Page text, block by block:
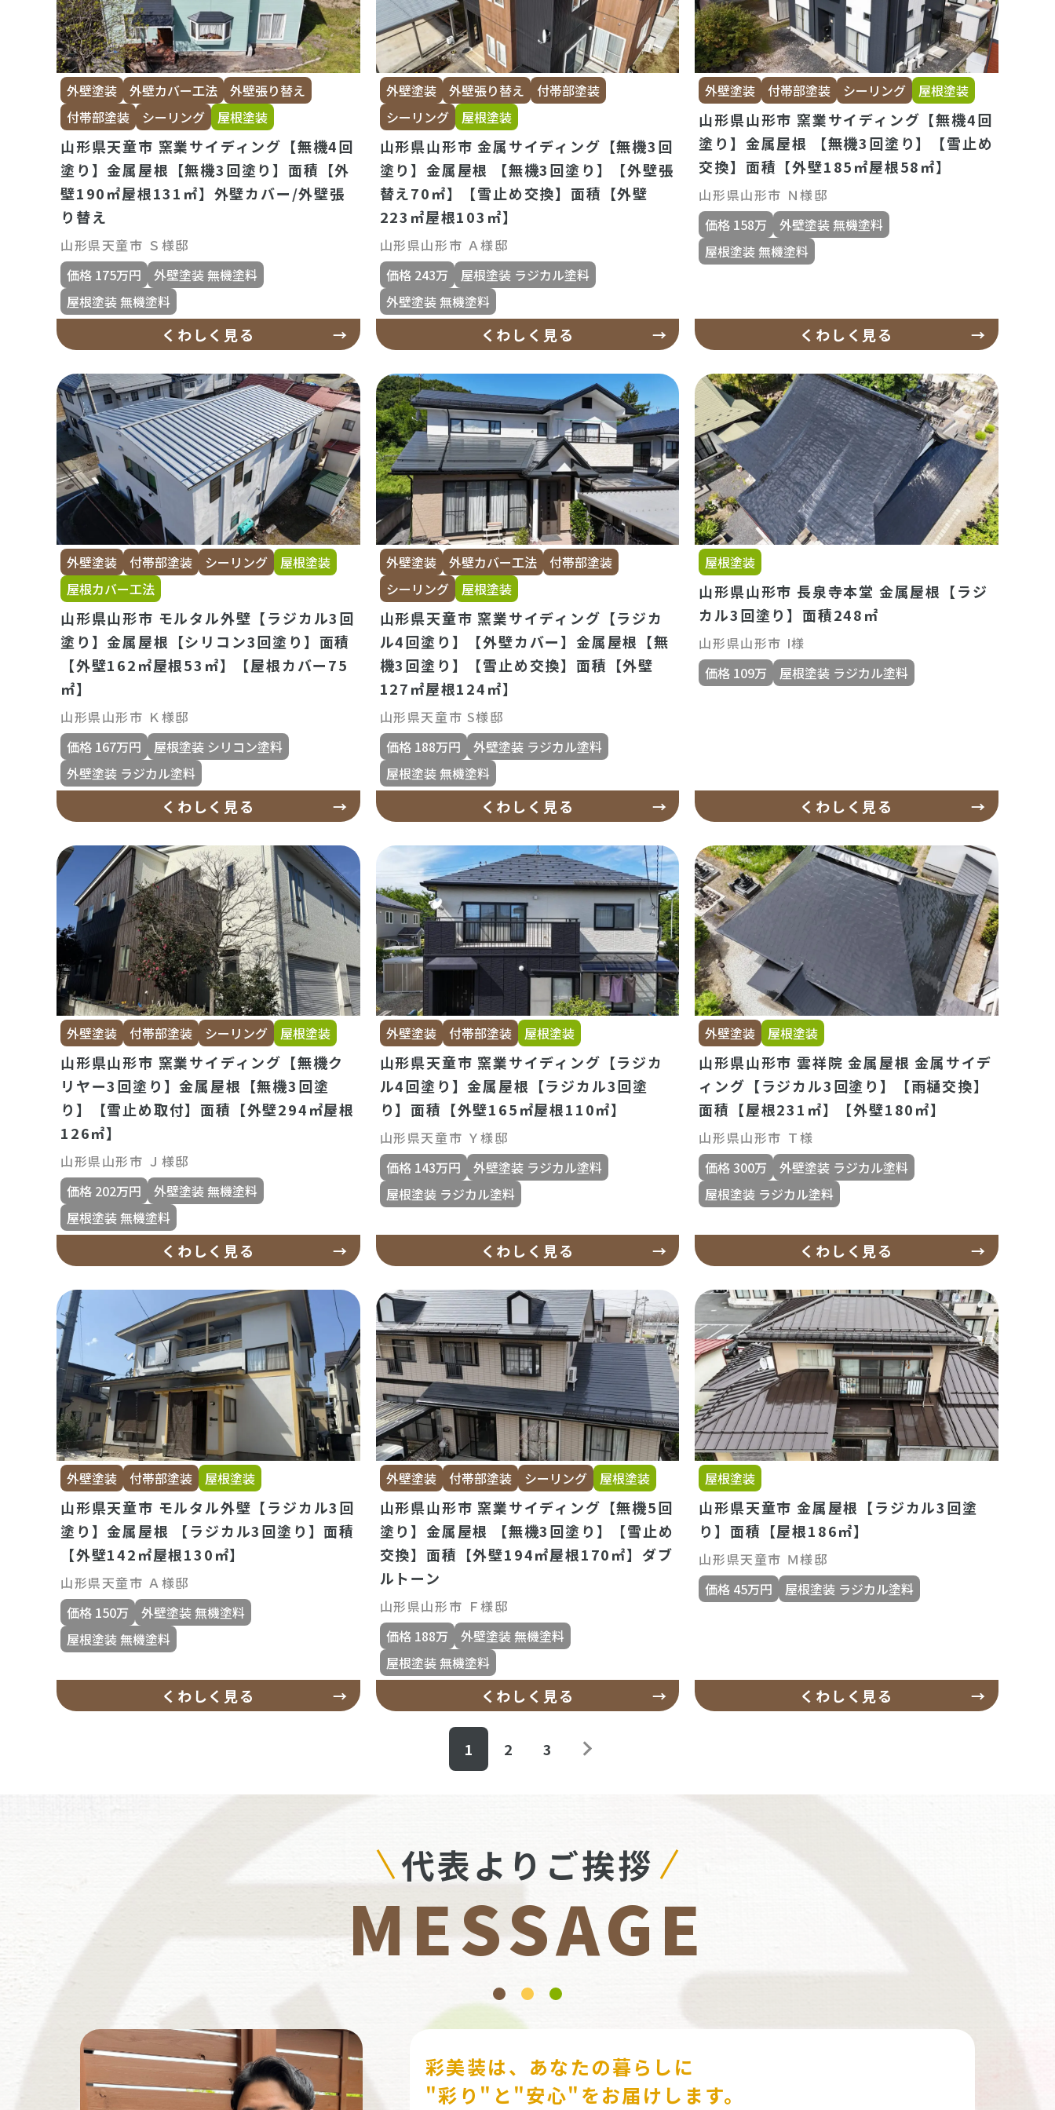
外壁塗装 外壁カバー工法
外壁張り替え
付帯部塗装
シーリング 屋根塗装
山形県天童市 窯業サイディング【無機4回
塗り】金属屋根【無機3回塗り】面積【外
壁190㎡屋根131㎡】外壁カバー/外壁張
り替え
山形県天童市 Ｓ様邸
価格 175万円
外壁塗装 無機塗料
屋根塗装 無機塗料
くわしく見る
外壁塗装 外壁張り替え
付帯部塗装
シーリング
屋根塗装
山形県山形市 金属サイディング【無機3回
塗り】金属屋根 【無機3回塗り】【外壁張
替え70㎡】【雪止め交換】面積【外壁
223㎡屋根103㎡】
山形県山形市 Ａ様邸
価格 243万
屋根塗装 ラジカル塗料
外壁塗装 無機塗料
くわしく見る
外壁塗装 付帯部塗装 シーリング 屋根塗装
山形県山形市 窯業サイディング【無機4回
塗り】金属屋根 【無機3回塗り】【雪止め
交換】面積【外壁185㎡屋根58㎡】
山形県山形市 Ｎ様邸
価格 158万
外壁塗装 無機塗料
屋根塗装 無機塗料
くわしく見る
外壁塗装 付帯部塗装 シーリング
屋根塗装
屋根カバー工法
山形県山形市 モルタル外壁【ラジカル3回
塗り】金属屋根【シリコン3回塗り】面積
【外壁162㎡屋根53㎡】【屋根カバー75
㎡】
山形県山形市 Ｋ様邸
価格 167万円
屋根塗装 シリコン塗料
外壁塗装 ラジカル塗料
くわしく見る
外壁塗装 外壁カバー工法
付帯部塗装
シーリング
屋根塗装
山形県天童市 窯業サイディング【ラジカ
ル4回塗り】【外壁カバー】金属屋根【無
機3回塗り】【雪止め交換】面積【外壁
127㎡屋根124㎡】
山形県天童市 S様邸
価格 188万円
外壁塗装 ラジカル塗料
屋根塗装 無機塗料
くわしく見る
屋根塗装
山形県山形市 長泉寺本堂 金属屋根【ラジ
カル3回塗り】面積248㎡
山形県山形市 I様
価格 109万
屋根塗装 ラジカル塗料
くわしく見る
外壁塗装 付帯部塗装 シーリング 屋根塗装
山形県山形市 窯業サイディング【無機ク
リヤー3回塗り】金属屋根【無機3回塗
り】【雪止め取付】面積【外壁294㎡屋根
126㎡】
山形県山形市 Ｊ様邸
価格 202万円
外壁塗装 無機塗料
屋根塗装 無機塗料
くわしく見る
外壁塗装 付帯部塗装 屋根塗装
山形県天童市 窯業サイディング【ラジカ
ル4回塗り】金属屋根【ラジカル3回塗
り】面積【外壁165㎡屋根110㎡】
山形県天童市 Ｙ様邸
価格 143万円
外壁塗装 ラジカル塗料
屋根塗装 ラジカル塗料
くわしく見る
外壁塗装 屋根塗装
山形県山形市 雲祥院 金属屋根 金属サイデ
ィング【ラジカル3回塗り】【雨樋交換】
面積【屋根231㎡】【外壁180㎡】
山形県山形市 Ｔ様
価格 300万
外壁塗装 ラジカル塗料
屋根塗装 ラジカル塗料
くわしく見る
外壁塗装 付帯部塗装 屋根塗装
山形県天童市 モルタル外壁【ラジカル3回
塗り】金属屋根 【ラジカル3回塗り】面積
【外壁142㎡屋根130㎡】
山形県天童市 Ａ様邸
価格 150万
外壁塗装 無機塗料
屋根塗装 無機塗料
くわしく見る
外壁塗装 付帯部塗装 シーリング 屋根塗装
山形県山形市 窯業サイディング【無機5回
塗り】金属屋根 【無機3回塗り】【雪止め
交換】面積【外壁194㎡屋根170㎡】ダブ
ルトーン
山形県山形市 Ｆ様邸
価格 188万
外壁塗装 無機塗料
屋根塗装 無機塗料
くわしく見る
屋根塗装
山形県天童市 金属屋根【ラジカル3回塗
り】面積【屋根186㎡】
山形県天童市 Ｍ様邸
価格 45万円
屋根塗装 ラジカル塗料
くわしく見る
1 2 3
代表よりご挨拶
MESSAGE
彩美装は、あなたの暮らしに
"彩り"と"安心"をお届けします。